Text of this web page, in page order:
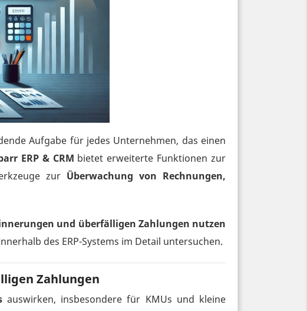
Aufgabe für jedes Unternehmen, das einen
ERP & CRM bietet erweiterte Funktionen zur
zur Überwachung von Rechnungen,
und überfälligen Zahlungen nutzen
des ERP-Systems im Detail untersuchen.
Zahlungen
auswirken, insbesondere für KMUs und kleine